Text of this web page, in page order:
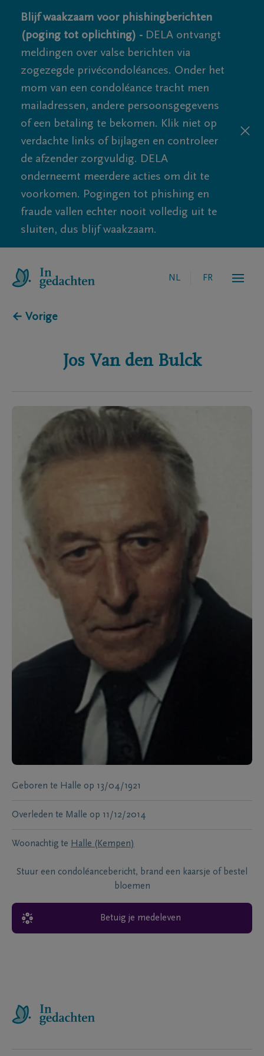
Blijf waakzaam voor phishingberichten
(poging tot oplichting) - DELA ontvangt
meldingen over valse berichten via
zogezegde privécondoléances. Onder het
mom van een condoléance tracht men
mailadressen, andere persoonsgegevens
of een betaling te bekomen. Klik niet op
verdachte links of bijlagen en controleer
de afzender zorgvuldig. DELA
onderneemt meerdere acties om dit te
voorkomen. Pogingen tot phishing en
fraude vallen echter nooit volledig uit te
sluiten, dus blijf waakzaam.
NL FR
← Vorige
Jos Van den Bulck
Geboren te Halle op 13/04/1921
Overleden te Malle op 11/12/2014
Woonachtig te Halle (Kempen)
Stuur een condoléancebericht, brand een kaarsje of bestel
bloemen
Betuig je medeleven